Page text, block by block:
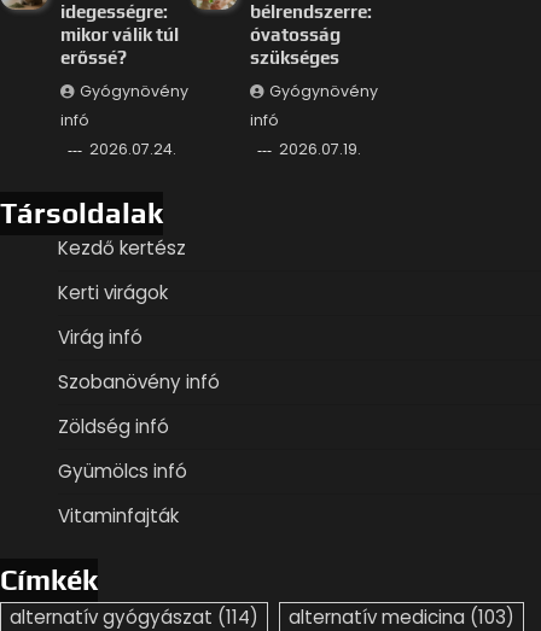
idegességre:
mikor válik túl
erőssé?
Gyógynövény
infó
2026.07.24.
bélrendszerre:
óvatosság
szükséges
Gyógynövény
infó
2026.07.19.
Társoldalak
Kezdő kertész
Kerti virágok
Virág infó
Szobanövény infó
Zöldség infó
Gyümölcs infó
Vitaminfajták
Címkék
alternatív gyógyászat (114) alternatív medicina (103)